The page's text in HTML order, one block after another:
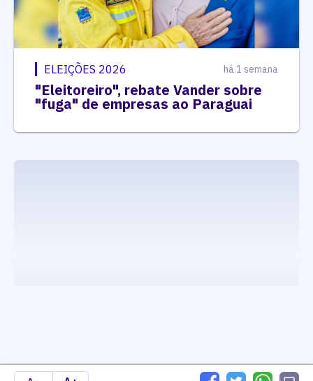
ELEIÇÕES 2026 há 1 semana
"Eleitoreiro", rebate Vander sobre
"fuga" de empresas ao Paraguai